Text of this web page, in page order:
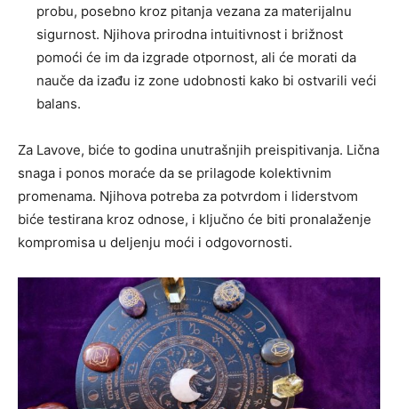
probu, posebno kroz pitanja vezana za materijalnu
sigurnost. Njihova prirodna intuitivnost i brižnost
pomoći će im da izgrade otpornost, ali će morati da
nauče da izađu iz zone udobnosti kako bi ostvarili veći
balans.
Za Lavove, biće to godina unutrašnjih preispitivanja. Lična
snaga i ponos moraće da se prilagode kolektivnim
promenama. Njihova potreba za potvrdom i liderstvom
biće testirana kroz odnose, i ključno će biti pronalaženje
kompromisa u deljenju moći i odgovornosti.